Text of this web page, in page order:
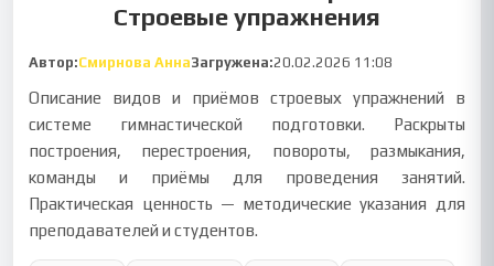
Строевые упражнения
Автор:Смирнова АннаЗагружена:20.02.2026 11:08
Описание видов и приёмов строевых упражнений в
системе гимнастической подготовки. Раскрыты
построения, перестроения, повороты, размыкания,
команды и приёмы для проведения занятий.
Практическая ценность — методические указания для
преподавателей и студентов.